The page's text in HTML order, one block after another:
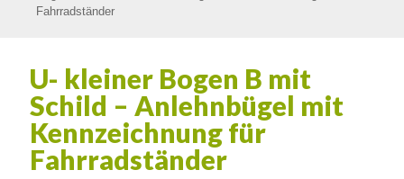
Fahrradständer
U- kleiner Bogen B mit
Schild – Anlehnbügel mit
Kennzeichnung für
Fahrradständer